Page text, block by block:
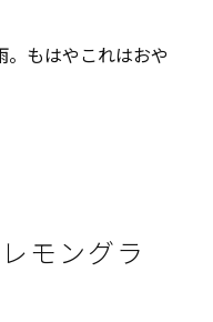
。もはやこれはおや
モングラ